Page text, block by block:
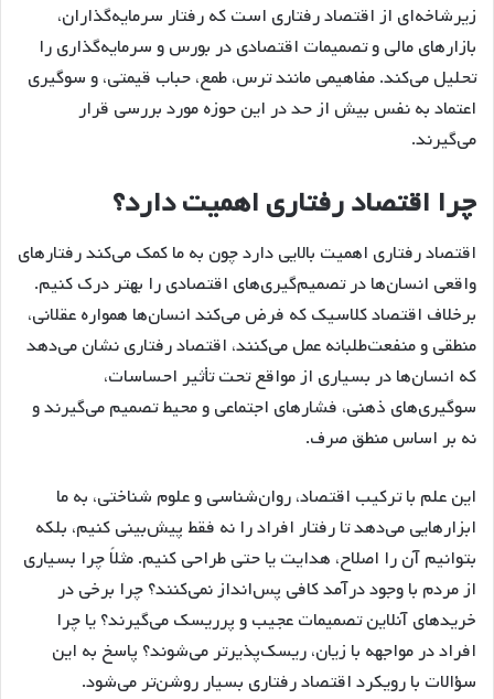
زیرشاخه‌ای از اقتصاد رفتاری است که رفتار سرمایه‌گذاران،
بازارهای مالی و تصمیمات اقتصادی در بورس و سرمایه‌گذاری را
تحلیل می‌کند. مفاهیمی مانند ترس، طمع، حباب قیمتی، و سوگیری
اعتماد به نفس بیش از حد در این حوزه مورد بررسی قرار
می‌گیرند.
چرا اقتصاد رفتاری اهمیت دارد؟
اقتصاد رفتاری اهمیت بالایی دارد چون به ما کمک می‌کند رفتارهای
واقعی انسان‌ها در تصمیم‌گیری‌های اقتصادی را بهتر درک کنیم.
برخلاف اقتصاد کلاسیک که فرض می‌کند انسان‌ها همواره عقلانی،
منطقی و منفعت‌طلبانه عمل می‌کنند، اقتصاد رفتاری نشان می‌دهد
که انسان‌ها در بسیاری از مواقع تحت تأثیر احساسات،
سوگیری‌های ذهنی، فشارهای اجتماعی و محیط تصمیم می‌گیرند و
نه بر اساس منطق صرف.
این علم با ترکیب اقتصاد، روان‌شناسی و علوم شناختی، به ما
ابزارهایی می‌دهد تا رفتار افراد را نه فقط پیش‌بینی کنیم، بلکه
بتوانیم آن را اصلاح، هدایت یا حتی طراحی کنیم. مثلاً چرا بسیاری
از مردم با وجود درآمد کافی پس‌انداز نمی‌کنند؟ چرا برخی در
خریدهای آنلاین تصمیمات عجیب و پرریسک می‌گیرند؟ یا چرا
افراد در مواجهه با زیان، ریسک‌پذیرتر می‌شوند؟ پاسخ به این
سؤالات با رویکرد اقتصاد رفتاری بسیار روشن‌تر می‌شود.